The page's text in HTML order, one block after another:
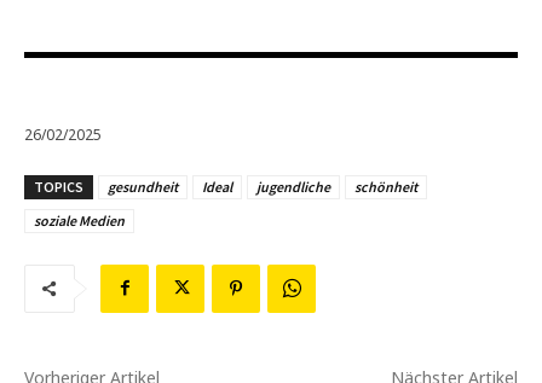
26/02/2025
TOPICS gesundheit Ideal jugendliche
schönheit
soziale Medien
Vorheriger Artikel Nächster Artikel